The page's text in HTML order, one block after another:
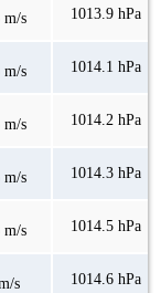
m/s 1013.9 hPa
m/s 1014.1 hPa
m/s 1014.2 hPa
m/s 1014.3 hPa
m/s 1014.5 hPa
s 1014.6 hPa